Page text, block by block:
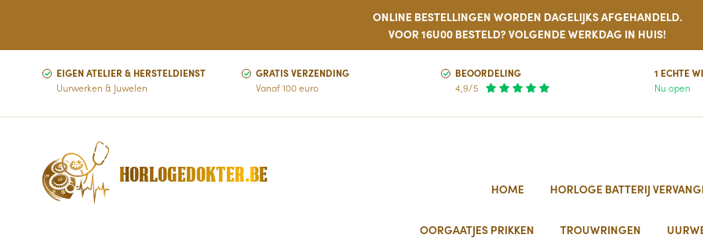
ONLINE BESTELLINGEN WORDEN DAGELIJKS AFGEHANDELD.
VOOR 16U00 BESTELD? VOLGENDE WERKDAG IN HUIS!
EIGEN ATELIER & HERSTELDIENST
Uurwerken & Juwelen
GRATIS VERZENDING
Vanaf 100 euro
BEOORDELING
4,9/5
1 ECHTE
Nu open
HORLOGEDOKTER.BE
HOME HORLOGE BATTERIJ
OORGAATJES PRIKKEN TROUWRINGEN